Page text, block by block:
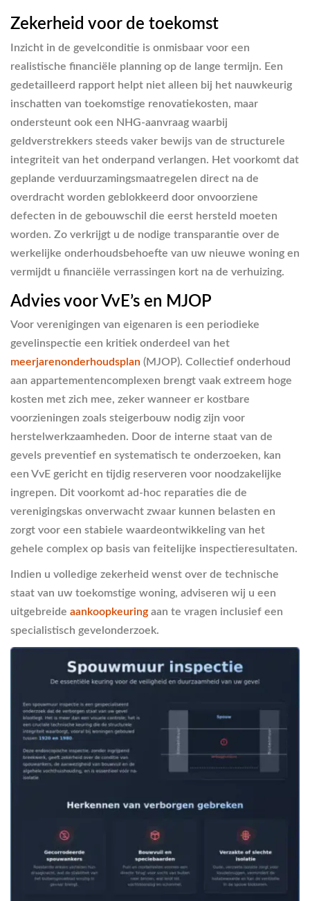
Zekerheid voor de toekomst
Inzicht in de gevelconditie is onmisbaar voor een
realistische financiële planning op de lange termijn. Een
gedetailleerd rapport helpt niet alleen bij het nauwkeurig
inschatten van toekomstige renovatiekosten, maar
ondersteunt ook een NHG-aanvraag waarbij
geldverstrekkers steeds vaker bewijs van de structurele
integriteit van het onderpand verlangen. Het voorkomt dat
geplande verduurzamingsmaatregelen direct na de
overdracht worden geblokkeerd door onvoorziene
defecten in de gebouwschil die eerst hersteld moeten
worden. Zo verkrijgt u de nodige transparantie over de
werkelijke onderhoudsbehoefte van uw nieuwe woning en
vermijdt u financiële verrassingen kort na de verhuizing.
Advies voor VvE’s en MJOP
Voor verenigingen van eigenaren is een periodieke
gevelinspectie een kritiek onderdeel van het
meerjarenonderhoudsplan (MJOP). Collectief onderhoud
aan appartementencomplexen brengt vaak extreem hoge
kosten met zich mee, zeker wanneer er kostbare
voorzieningen zoals steigerbouw nodig zijn voor
herstelwerkzaamheden. Door de interne staat van de
gevels preventief en systematisch te onderzoeken, kan
een VvE gericht en tijdig reserveren voor noodzakelijke
ingrepen. Dit voorkomt ad-hoc reparaties die de
verenigingskas onverwacht zwaar kunnen belasten en
zorgt voor een stabiele waardeontwikkeling van het
gehele complex op basis van feitelijke inspectieresultaten.
Indien u volledige zekerheid wenst over de technische
staat van uw toekomstige woning, adviseren wij u een
uitgebreide aankoopkeuring aan te vragen inclusief een
specialistisch gevelonderzoek.